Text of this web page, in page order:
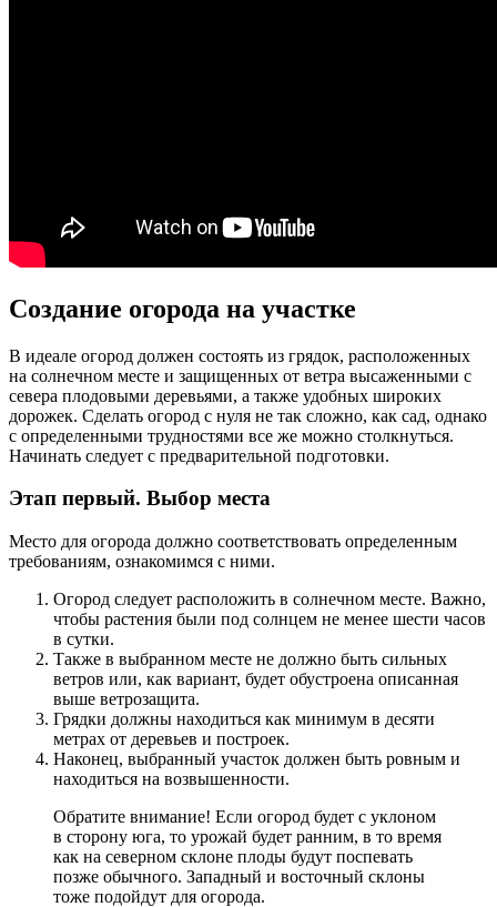
Создание огорода на участке
В идеале огород должен состоять из грядок, расположенных
на солнечном месте и защищенных от ветра высаженными с
севера плодовыми деревьями, а также удобных широких
дорожек. Сделать огород с нуля не так сложно, как сад, однако
с определенными трудностями все же можно столкнуться.
Начинать следует с предварительной подготовки.
Этап первый. Выбор места
Место для огорода должно соответствовать определенным
требованиям, ознакомимся с ними.
Огород следует расположить в солнечном месте. Важно,
чтобы растения были под солнцем не менее шести часов
в сутки.
Также в выбранном месте не должно быть сильных
ветров или, как вариант, будет обустроена описанная
выше ветрозащита.
Грядки должны находиться как минимум в десяти
метрах от деревьев и построек.
Наконец, выбранный участок должен быть ровным и
находиться на возвышенности.
Обратите внимание! Если огород будет с уклоном
в сторону юга, то урожай будет ранним, в то время
как на северном склоне плоды будут поспевать
позже обычного. Западный и восточный склоны
тоже подойдут для огорода.